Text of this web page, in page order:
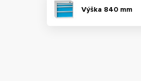
Výška 840 mm